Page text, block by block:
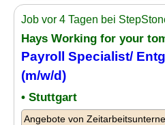
Job vor 4 Tagen bei
Hays Working for your
Payroll Specialist/
(m/w/d)
• Stuttgart
Angebote von